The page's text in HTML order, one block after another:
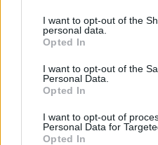
not limited to your visit or
grant or deny consent to
use your data for below
consent section.
I want to opt-out of the
personal data.
Opted In
I want to opt-out of the
Personal Data.
Opted In
I want to opt-out of
Personal Data for
Opted In